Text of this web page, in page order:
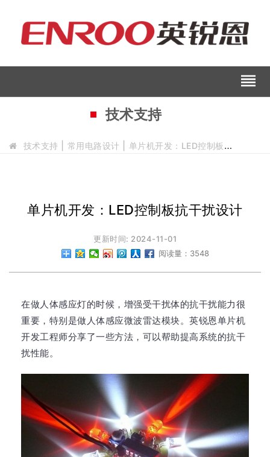
reorder
技术支持
技术支持 常用电路设计 单片机开发：LED控制板抗干扰设计
单片机开发：LED控制板抗干扰设计
更新时间: 2024-11-01
阅读量：3548
在做人体感应灯的时候，增强受干扰体的抗干扰能力很
重要，特别是做人体感应微波雷达模块。英锐恩单片机
开发工程师分享了一些方法，可以帮助提高系统的抗干
扰性能。